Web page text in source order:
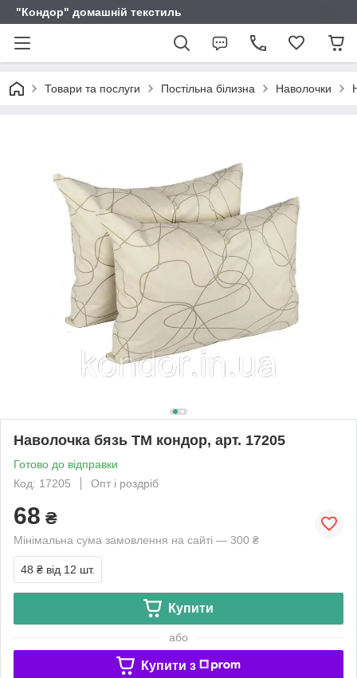
"Кондор" домашній текстиль
Товари та послуги Постільна білизна Наволочки
Наволочка бязь ТМ кондор, арт. 17205
Готово до відправки
Код: 17205
Опт і роздріб
68 ₴
Мінімальна сума замовлення на сайті — 300 ₴
48 ₴ від 12 шт.
Купити
або
Купити з